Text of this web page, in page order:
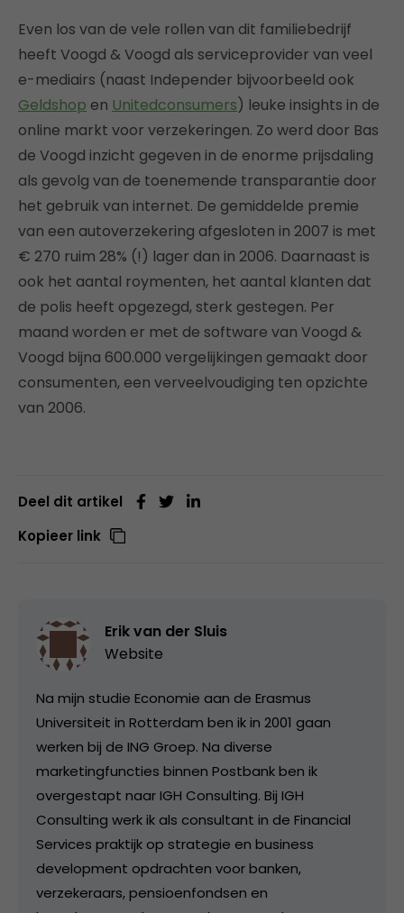
Even los van de vele rollen van dit familiebedrijf
heeft Voogd & Voogd als serviceprovider van veel
e-mediairs (naast Independer bijvoorbeeld ook
Geldshop en Unitedconsumers) leuke insights in de
online markt voor verzekeringen. Zo werd door Bas
de Voogd inzicht gegeven in de enorme prijsdaling
als gevolg van de toenemende transparantie door
het gebruik van internet. De gemiddelde premie
van een autoverzekering afgesloten in 2007 is met
€ 270 ruim 28% (!) lager dan in 2006. Daarnaast is
ook het aantal roymenten, het aantal klanten dat
de polis heeft opgezegd, sterk gestegen. Per
maand worden er met de software van Voogd &
Voogd bijna 600.000 vergelijkingen gemaakt door
consumenten, een verveelvoudiging ten opzichte
van 2006.
Deel dit artikel
Kopieer link
Erik van der Sluis
Website
Na mijn studie Economie aan de Erasmus
Universiteit in Rotterdam ben ik in 2001 gaan
werken bij de ING Groep. Na diverse
marketingfuncties binnen Postbank ben ik
overgestapt naar IGH Consulting. Bij IGH
Consulting werk ik als consultant in de Financial
Services praktijk op strategie en business
development opdrachten voor banken,
verzekeraars, pensioenfondsen en